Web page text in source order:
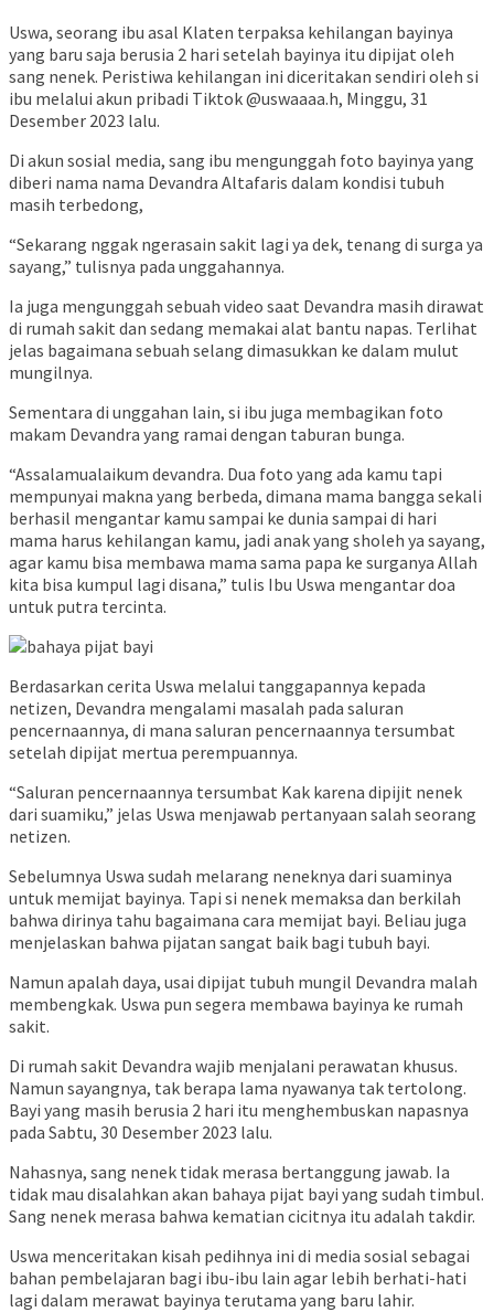
Uswa, seorang ibu asal Klaten terpaksa kehilangan bayinya
yang baru saja berusia 2 hari setelah bayinya itu dipijat oleh
sang nenek. Peristiwa kehilangan ini diceritakan sendiri oleh si
ibu melalui akun pribadi Tiktok @uswaaaa.h, Minggu, 31
Desember 2023 lalu.
Di akun sosial media, sang ibu mengunggah foto bayinya yang
diberi nama nama Devandra Altafaris dalam kondisi tubuh
masih terbedong,
“Sekarang nggak ngerasain sakit lagi ya dek, tenang di surga ya
sayang,” tulisnya pada unggahannya.
Ia juga mengunggah sebuah video saat Devandra masih dirawat
di rumah sakit dan sedang memakai alat bantu napas. Terlihat
jelas bagaimana sebuah selang dimasukkan ke dalam mulut
mungilnya.
Sementara di unggahan lain, si ibu juga membagikan foto
makam Devandra yang ramai dengan taburan bunga.
“Assalamualaikum devandra. Dua foto yang ada kamu tapi
mempunyai makna yang berbeda, dimana mama bangga sekali
berhasil mengantar kamu sampai ke dunia sampai di hari
mama harus kehilangan kamu, jadi anak yang sholeh ya sayang,
agar kamu bisa membawa mama sama papa ke surganya Allah
kita bisa kumpul lagi disana,” tulis Ibu Uswa mengantar doa
untuk putra tercinta.
Berdasarkan cerita Uswa melalui tanggapannya kepada
netizen, Devandra mengalami masalah pada saluran
pencernaannya, di mana saluran pencernaannya tersumbat
setelah dipijat mertua perempuannya.
“Saluran pencernaannya tersumbat Kak karena dipijit nenek
dari suamiku,” jelas Uswa menjawab pertanyaan salah seorang
netizen.
Sebelumnya Uswa sudah melarang neneknya dari suaminya
untuk memijat bayinya. Tapi si nenek memaksa dan berkilah
bahwa dirinya tahu bagaimana cara memijat bayi. Beliau juga
menjelaskan bahwa pijatan sangat baik bagi tubuh bayi.
Namun apalah daya, usai dipijat tubuh mungil Devandra malah
membengkak. Uswa pun segera membawa bayinya ke rumah
sakit.
Di rumah sakit Devandra wajib menjalani perawatan khusus.
Namun sayangnya, tak berapa lama nyawanya tak tertolong.
Bayi yang masih berusia 2 hari itu menghembuskan napasnya
pada Sabtu, 30 Desember 2023 lalu.
Nahasnya, sang nenek tidak merasa bertanggung jawab. Ia
tidak mau disalahkan akan bahaya pijat bayi yang sudah timbul.
Sang nenek merasa bahwa kematian cicitnya itu adalah takdir.
Uswa menceritakan kisah pedihnya ini di media sosial sebagai
bahan pembelajaran bagi ibu-ibu lain agar lebih berhati-hati
lagi dalam merawat bayinya terutama yang baru lahir.